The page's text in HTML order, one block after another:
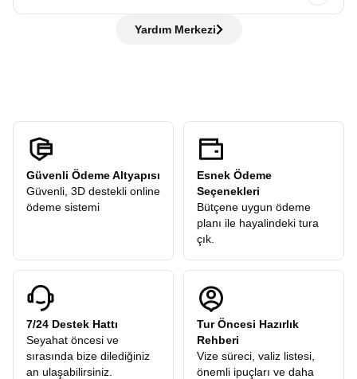
de hiç sorun değil rehberlerimiz her adımda yanınızda!
şehir turu gerçekleştirilir. Tarihi yerleri gezer, rehberimizden
“tüm ekstra turlar
anlayışıyla hareket eder ve sizden
Yardım Merkezi
Güvenli Ödeme Altyapısı
Güvenli, 3D destekli online
ödeme sistemi
Esnek Ödeme
Seçenekleri
Bütçene uygun ödeme
planı ile hayalindeki tura
çık.
7/24 Destek Hattı
Seyahat öncesi ve
sırasında bize dilediğiniz
an ulaşabilirsiniz.
Tur Öncesi Hazırlık
Rehberi
Vize süreci, valiz listesi,
önemli ipuçları ve daha